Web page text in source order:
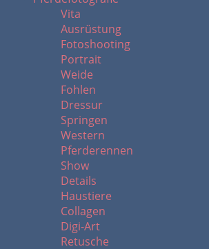
Vita
Ausrüstung
Fotoshooting
Portrait
Weide
Fohlen
Dressur
Springen
Western
Pferderennen
Show
Details
Haustiere
Collagen
Digi-Art
Retusche